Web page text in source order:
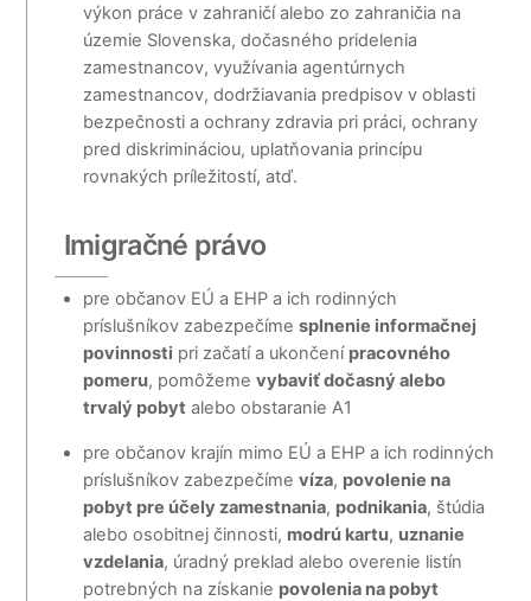
výkon práce v zahraničí alebo zo zahraničia na
územie Slovenska, dočasného pridelenia
zamestnancov, využívania agentúrnych
zamestnancov, dodržiavania predpisov v oblasti
bezpečnosti a ochrany zdravia pri práci, ochrany
pred diskrimináciou, uplatňovania princípu
rovnakých príležitostí, atď.
Imigračné právo
pre občanov EÚ a EHP a ich rodinných
príslušníkov zabezpečíme splnenie informačnej
povinnosti pri začatí a ukončení pracovného
pomeru, pomôžeme vybaviť dočasný alebo
trvalý pobytalebo obstaranie A1
pre občanov krajín mimo EÚ a EHP a ich rodinných
príslušníkov zabezpečíme víza, povolenie na
pobyt pre účely zamestnania, podnikania, štúdia
alebo osobitnej činnosti, modrú kartu, uznanie
vzdelania, úradný preklad alebo overenie listín
potrebných na získanie povolenia na pobyt